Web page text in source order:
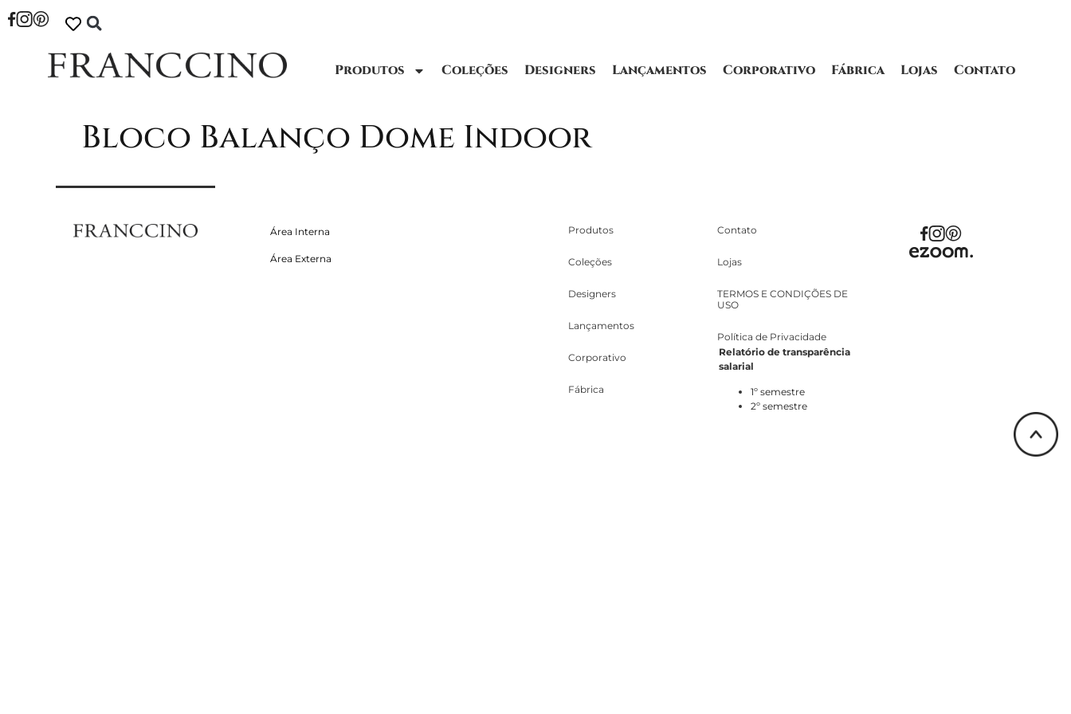
Produtos Coleções Designers Lançamentos Corporativo Fábrica Lojas Contato
Bloco Balanço Dome Indoor
Área Interna
Área Externa
Produtos
Coleções
Designers
Lançamentos
Corporativo
Fábrica
Contato
Lojas
TERMOS E CONDIÇÕES DE
USO
Política de Privacidade
Relatório de transparência
salarial
1º semestre
2º semestre